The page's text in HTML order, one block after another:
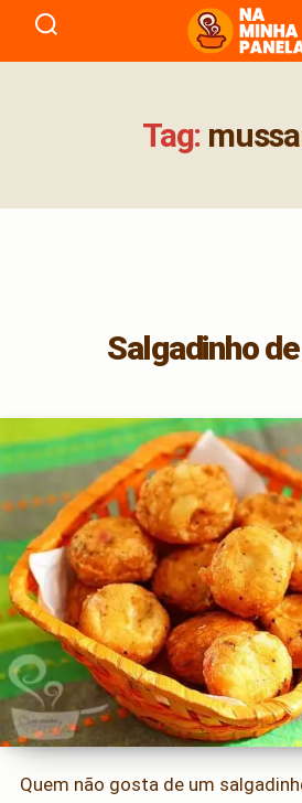
Tag:
Salgadinho
Quem não gosta de um